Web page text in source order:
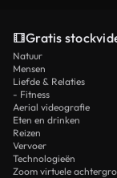
Gratis
Natuur
Mensen
Liefde & Relaties
- Fitness
Aerial videografie
Eten en drinken
Reizen
Vervoer
Technologieën
Zoom virtuele